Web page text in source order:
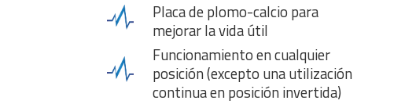
Placa de plomo-calcio para
mejorar la vida útil
Funcionamiento en cualquier
posición (excepto una utilización
continua en posición invertida)